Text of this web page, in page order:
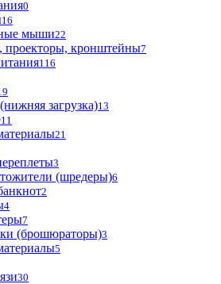
0
16
мыши22
проекторы, кронштейны7
116
загрузка)13
11
21
3
(шредеры)6
2
4
7
(брошюраторы)3
5
30